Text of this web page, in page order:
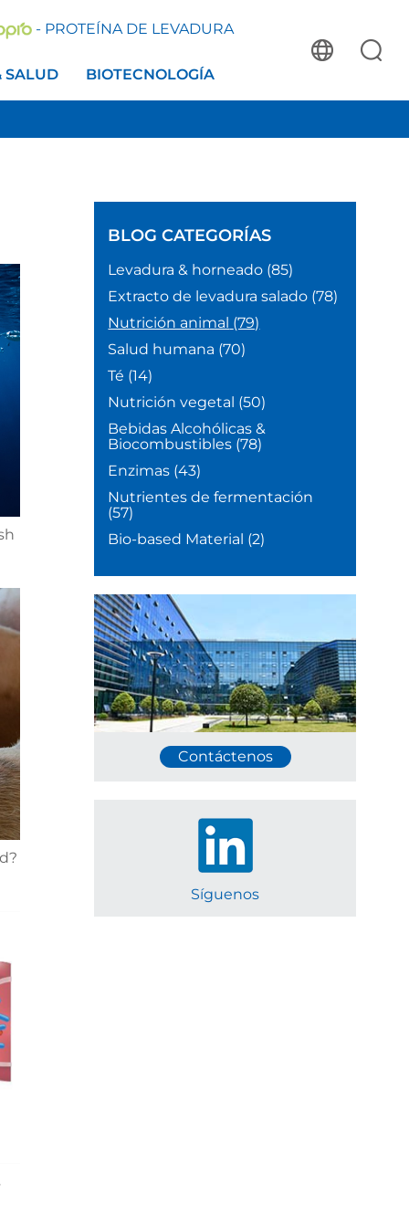
- PROTEÍNA DE LEVADURA
SALUD BIOTECNOLOGÍA
BLOGCATEGORÍAS
Levadura & horneado (85)
Extracto de levadura salado (78)
Nutrición animal (79)
Salud humana (70)
Té (14)
Nutrición vegetal (50)
Bebidas Alcohólicas &
Biocombustibles (78)
Enzimas (43)
Nutrientes de fermentación
(57)
Bio-based Material (2)
Contáctenos
Síguenos